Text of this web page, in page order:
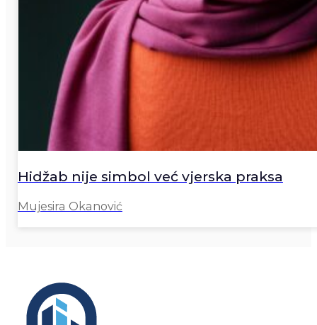
Hidžab nije simbol već vjerska praksa
Mujesira Okanović